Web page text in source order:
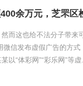
余万元，芝罘区
而这也给不法分子带
信发布虚假广告的方
“体彩网”“彩乐网”等虚...